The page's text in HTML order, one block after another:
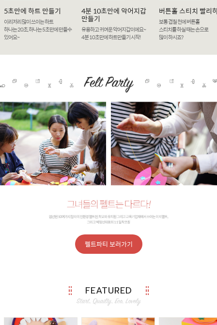
5초만에 하트 만들기
이리저리 많이 쓰이는 하트
하나는 20초, 하나는 5초만에 만들수
있어요~
4분 10초만에 악어지갑
만들기
유용하고 귀여운 악어지갑이에요~
4분 10초만에 하트만들기 시작!
버튼홀 스티치 빨리
보통 겹칠 천에 버튼홀
스티치를 하실 때는 손으로
많이 하시죠?
펠트파티 보러가기
FEATURED